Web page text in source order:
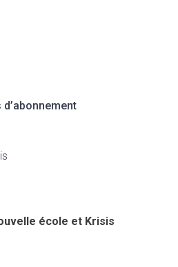
école et Krisis